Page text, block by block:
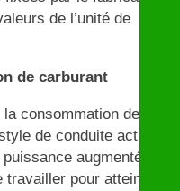
de l’unité de
de carburant
consommation de
de conduite actuel
augmentée,
pour atteindre